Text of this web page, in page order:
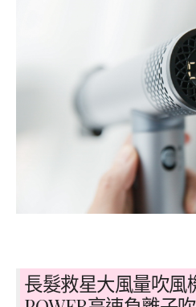
長髮救星大風量吹風